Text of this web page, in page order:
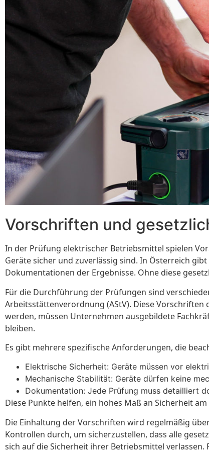
Vorschriften und
In der Prüfung elektrischer Betriebsmittel spielen
Geräte sicher und zuverlässig sind. In Österreich
Dokumentationen der Ergebnisse. Ohne diese
Für die Durchführung der Prüfungen sind
Arbeitsstättenverordnung (AStV). Diese
werden, müssen Unternehmen ausgebildete
bleiben.
Es gibt mehrere spezifische Anforderungen, die
Elektrische Sicherheit: Geräte müssen vor
Mechanische Stabilität: Geräte dürfen keine
Dokumentation: Jede Prüfung muss detailliert
Diese Punkte helfen, ein hohes Maß an Sicherheit
Die Einhaltung der Vorschriften wird regelmäßig
Kontrollen durch, um sicherzustellen, dass alle
sich auf die Sicherheit ihrer Betriebsmittel